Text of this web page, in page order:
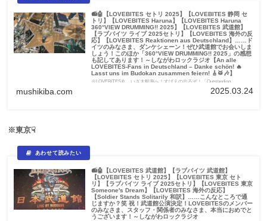
📻🤖【LOVEBITES セトリ 2025】【LOVEBITES 静岡 セ
トリ】【LOVEBITES Haruna】【LOVEBITES Haruna
360°VIEW DRUMMING!! 2025】【LOVEBITES 武道館】
【ラブバイツ ライブ 2025セトリ】【LOVEBITES 海外の反
応】【LOVEBITES Reaktionen aus Deutschland】……ド
イツのみなさま、ダンケシェーン！ぜひ武道館でお会いしま
しょう！このほか「360°VIEW DRUMMING!! 2025」の感想
も記してあります！～しながわロックラジオ【An alle
LOVEBITES-Fans in Deutschland – Danke schön! 🔥
Lasst uns im Budokan zusammen feiern! 🎸🥁🎶】
※LOVEBITES丸、いざ大航海へ！すげえの出るぞ！「Outstanding
mushikiba.com 2025.03.24
※東京☟
📻🤖【LOVEBITES 武道館】【ラブバイツ 武道館】
【LOVEBITES セトリ 2025】【LOVEBITES 東京 セト
リ】【ラブバイツ ライブ 2025セトリ】【LOVEBITES 東京
Someone's Dream】【LOVEBITES 海外の反応】
【Soldier Stands Solitarily 和訳】……こんなところで通
じますか？笑 祝！武道館公演決定！LOVEBITESのメンバー
のみなさま、スタッフ・関係者のみなさま、本当におめでと
うございます！～しながわロックラジオ